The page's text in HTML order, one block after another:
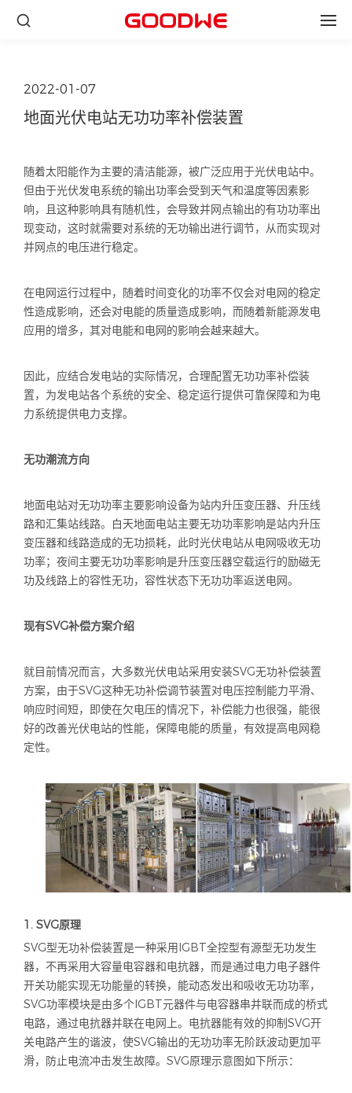
2022-01-07
地面光伏电站无功功率补偿装置
随着太阳能作为主要的清洁能源，被广泛应用于光伏电站中。
但由于光伏发电系统的输出功率会受到天气和温度等因素影
响，且这种影响具有随机性，会导致并网点输出的有功功率出
现变动，这时就需要对系统的无功输出进行调节，从而实现对
并网点的电压进行稳定。
在电网运行过程中，随着时间变化的功率不仅会对电网的稳定
性造成影响，还会对电能的质量造成影响，而随着新能源发电
应用的增多，其对电能和电网的影响会越来越大。
因此，应结合发电站的实际情况，合理配置无功功率补偿装
置，为发电站各个系统的安全、稳定运行提供可靠保障和为电
力系统提供电力支撑。
无功潮流方向
地面电站对无功功率主要影响设备为站内升压变压器、升压线
路和汇集站线路。白天地面电站主要无功功率影响是站内升压
变压器和线路造成的无功损耗，此时光伏电站从电网吸收无功
功率；夜间主要无功功率影响是升压变压器空载运行的励磁无
功及线路上的容性无功，容性状态下无功功率返送电网。
现有SVG补偿方案介绍
就目前情况而言，大多数光伏电站采用安装SVG无功补偿装置
方案，由于SVG这种无功补偿调节装置对电压控制能力平滑、
响应时间短，即使在欠电压的情况下，补偿能力也很强，能很
好的改善光伏电站的性能，保障电能的质量，有效提高电网稳
定性。
1. SVG原理
SVG型无功补偿装置是一种采用IGBT全控型有源型无功发生
器，不再采用大容量电容器和电抗器，而是通过电力电子器件
开关功能实现无功能量的转换，能动态发出和吸收无功功率，
SVG功率模块是由多个IGBT元器件与电容器串并联而成的桥式
电路，通过电抗器并联在电网上。电抗器能有效的抑制SVG开
关电路产生的谐波，使SVG输出的无功功率无阶跃波动更加平
滑，防止电流冲击发生故障。 SVG原理示意图如下所示：